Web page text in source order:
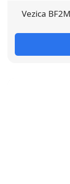
Vezica